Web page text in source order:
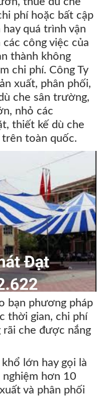
phí hoặc bất cập
quá trình vận
công việc của
thành không
chi phí. Công Ty
xuất, phân phối,
che sân trường,
nhỏ các
thiết kế dù che
toàn quốc.
bạn phương pháp
thời gian, chi phí
rãi che được nắng
lớn hay gọi là
nghiệm hơn 10
và phân phối